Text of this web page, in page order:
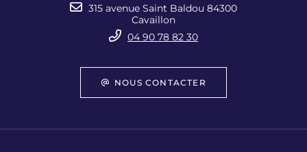
315 avenue Saint Baldou 84300
Cavaillon
04 90 78 82 30
NOUS CONTACTER